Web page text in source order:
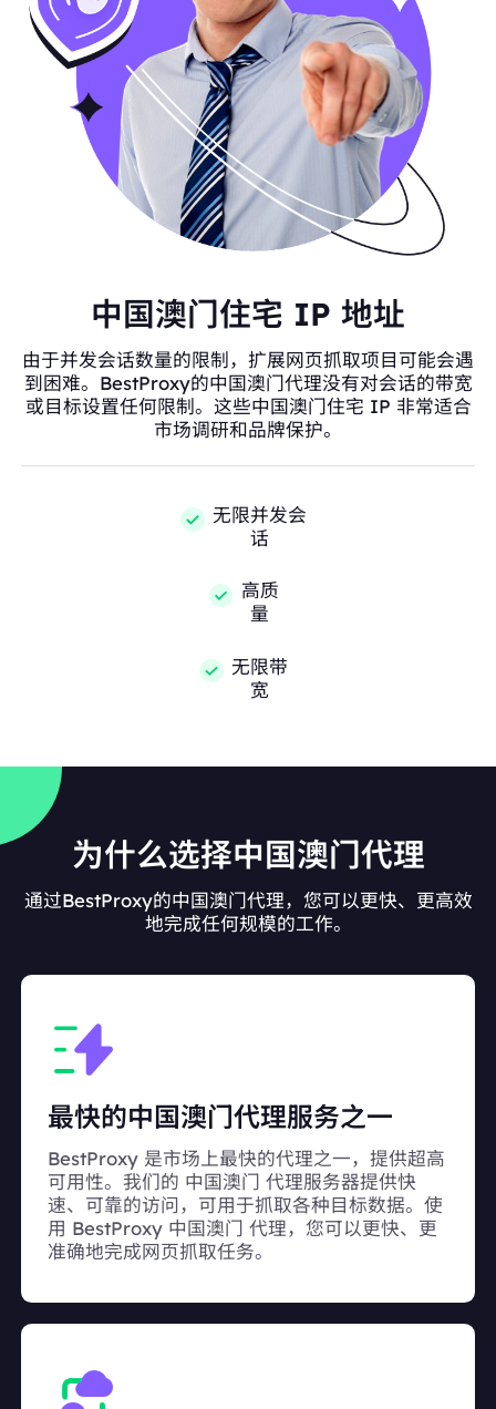
中国澳门住宅 IP 地址
由于并发会话数量的限制，扩展网页抓取项目可能会遇
到困难。BestProxy的中国澳门代理没有对会话的带宽
或目标设置任何限制。这些中国澳门住宅 IP 非常适合
市场调研和品牌保护。
无限并发会
话
高质
量
无限带
宽
为什么选择中国澳门代理
通过BestProxy的中国澳门代理，您可以更快、更高效
地完成任何规模的工作。
最快的中国澳门代理服务之一
BestProxy 是市场上最快的代理之一，提供超高
可用性。我们的 中国澳门 代理服务器提供快
速、可靠的访问，可用于抓取各种目标数据。使
用 BestProxy 中国澳门 代理，您可以更快、更
准确地完成网页抓取任务。